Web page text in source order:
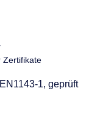
1, geprüft